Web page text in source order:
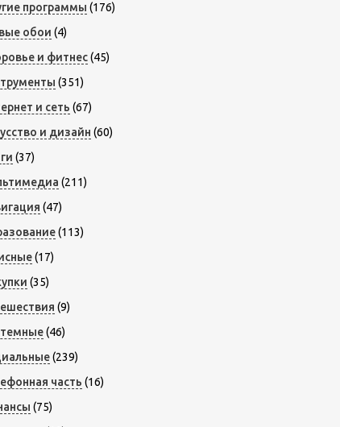
программы (176)
обои (4)
и фитнес(45)
(351)
и сеть (67)
и дизайн (60)
(37)
(211)
(47)
(113)
(17)
(35)
(9)
(46)
(239)
часть (16)
(75)